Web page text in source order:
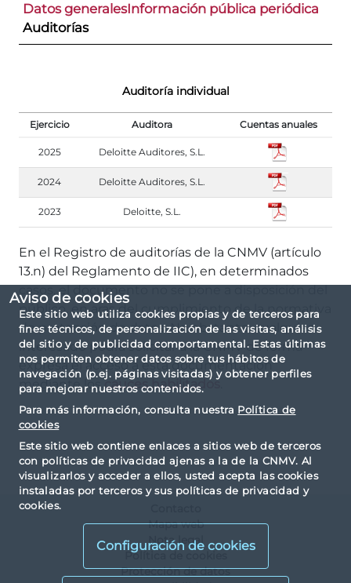
Aviso de cookies
Este sitio web utiliza cookies propias y de terceros para
fines técnicos, de personalización de las visitas, análisis
del sitio y de publicidad comportamental. Estas últimas
nos permiten obtener datos sobre tus hábitos de
navegación (p.ej. páginas visitadas) y obtener perfiles
para mejorar nuestros contenidos.
Para más información, consulta nuestra Política de
cookies
Este sitio web contiene enlaces a sitios web de terceros
con políticas de privacidad ajenas a la de la CNMV. Al
visualizarlos y acceder a ellos, usted acepta las cookies
instaladas por terceros y sus políticas de privacidad y
cookies.
Configuración de cookies
Datos generalesInformación pública periódica
Auditorías
Auditoría individual
Ejercicio Auditora Cuentas anuales
2025 Deloitte Auditores, S.L.
2024 Deloitte Auditores, S.L.
2023 Deloitte, S.L.
En el Registro de auditorías de la CNMV (artículo
13.n) del Reglamento de IIC), en determinados
casos, el documento no se pone a disposición del
público, en aras del cumplimiento de la normativa
de protección de datos. No obstante, cualquier
interesado podrá solicitar a la CNMV de forma
expresa el acceso a esta documentación
mediante loscauces habilitados
Mapa web
Nota legal
Política de cookies
Protección de datos